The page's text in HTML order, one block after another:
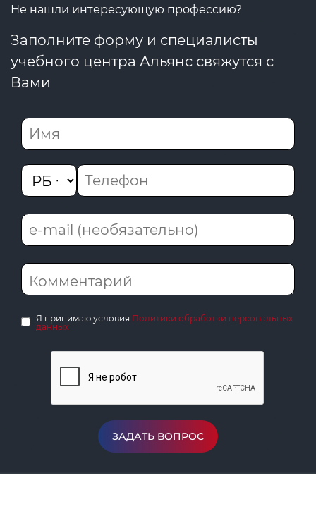
Не нашли интересующую профессию?
Заполните форму и специалисты
учебного центра Альянс свяжутся с
Вами
Я принимаю условия Политики обработки персональных
данных
ЗАДАТЬ ВОПРОС